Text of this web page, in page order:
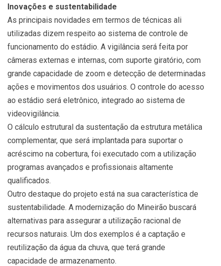
Inovações e sustentabilidade
As principais novidades em termos de técnicas ali
utilizadas dizem respeito ao sistema de controle de
funcionamento do estádio. A vigilância será feita por
câmeras externas e internas, com suporte giratório, com
grande capacidade de zoom e detecção de determinadas
ações e movimentos dos usuários. O controle do acesso
ao estádio será eletrônico, integrado ao sistema de
videovigilância.
O cálculo estrutural da sustentação da estrutura metálica
complementar, que será implantada para suportar o
acréscimo na cobertura, foi executado com a utilização
programas avançados e profissionais altamente
qualificados.
Outro destaque do projeto está na sua característica de
sustentabilidade. A modernização do Mineirão buscará
alternativas para assegurar a utilização racional de
recursos naturais. Um dos exemplos é a captação e
reutilização da água da chuva, que terá grande
capacidade de armazenamento.